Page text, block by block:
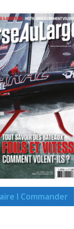
I Commander